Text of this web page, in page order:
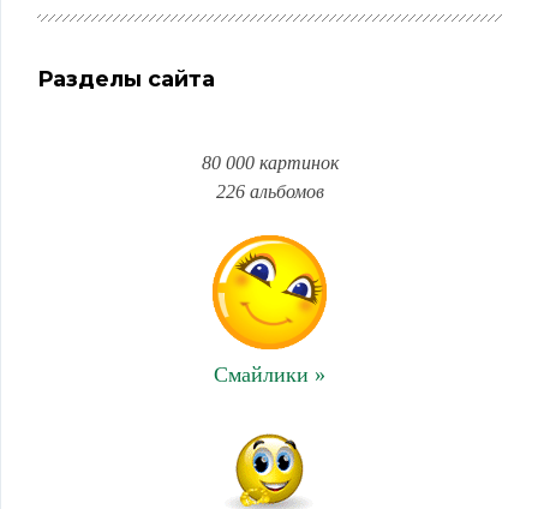
Разделы сайта
80 000 картинок
226 альбомов
Смайлики »